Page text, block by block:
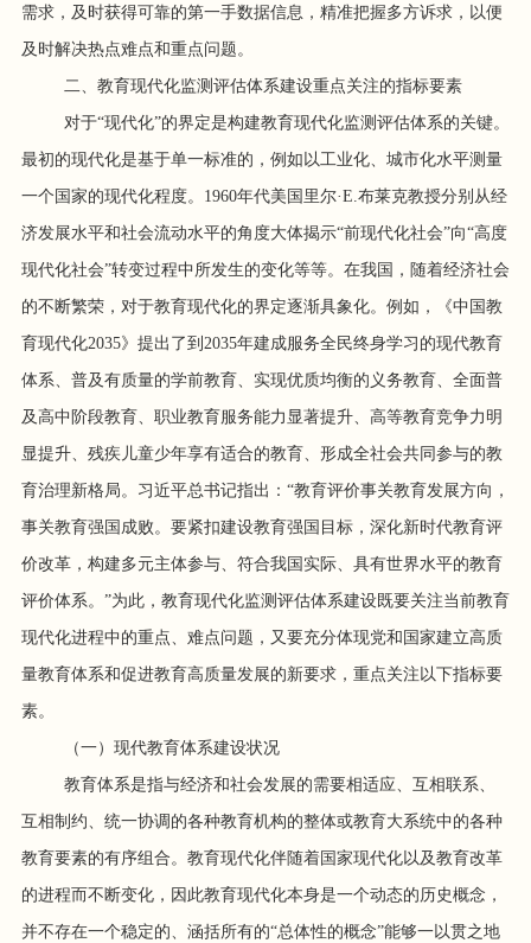
需求，及时获得可靠的第一手数据信息，精准把握多方诉求，以便
及时解决热点难点和重点问题。
二、教育现代化监测评估体系建设重点关注的指标要素
对于“现代化”的界定是构建教育现代化监测评估体系的关键。
最初的现代化是基于单一标准的，例如以工业化、城市化水平测量
一个国家的现代化程度。1960年代美国里尔·E.布莱克教授分别从经
济发展水平和社会流动水平的角度大体揭示“前现代化社会”向“高度
现代化社会”转变过程中所发生的变化等等。在我国，随着经济社会
的不断繁荣，对于教育现代化的界定逐渐具象化。例如，《中国教
育现代化2035》提出了到2035年建成服务全民终身学习的现代教育
体系、普及有质量的学前教育、实现优质均衡的义务教育、全面普
及高中阶段教育、职业教育服务能力显著提升、高等教育竞争力明
显提升、残疾儿童少年享有适合的教育、形成全社会共同参与的教
育治理新格局。习近平总书记指出：“教育评价事关教育发展方向，
事关教育强国成败。要紧扣建设教育强国目标，深化新时代教育评
价改革，构建多元主体参与、符合我国实际、具有世界水平的教育
评价体系。”为此，教育现代化监测评估体系建设既要关注当前教育
现代化进程中的重点、难点问题，又要充分体现党和国家建立高质
量教育体系和促进教育高质量发展的新要求，重点关注以下指标要
素。
（一）现代教育体系建设状况
教育体系是指与经济和社会发展的需要相适应、互相联系、
互相制约、统一协调的各种教育机构的整体或教育大系统中的各种
教育要素的有序组合。教育现代化伴随着国家现代化以及教育改革
的进程而不断变化，因此教育现代化本身是一个动态的历史概念，
并不存在一个稳定的、涵括所有的“总体性的概念”能够一以贯之地